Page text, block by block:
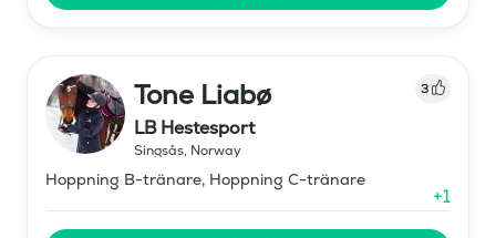
Tone Liabø 3
LB Hestesport
Singsås, Norway
Hoppning B-tränare, Hoppning C-tränare
+1